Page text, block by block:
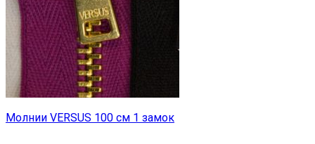
Молнии VERSUS 100 см 1 замок